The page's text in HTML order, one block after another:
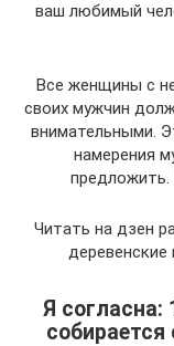
ваш любимый
Все женщины с
своих мужчин
внимательными.
намерения
предложить.
Читать на дзен
Я согласна: